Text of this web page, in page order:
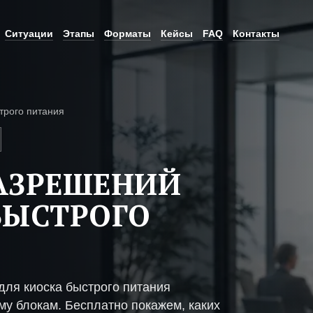
Ситуации Этапы Форматы Кейсы FAQ Контакты
питания
киоска быстрого питания
блокам. Бесплатно покажем, каких